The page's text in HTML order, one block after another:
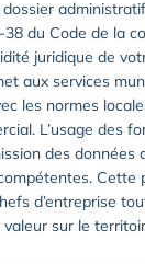
dossier
38 du Code de la
juridique de
aux services
les normes
L’usage des
des données
Cette
d’entreprise
sur le